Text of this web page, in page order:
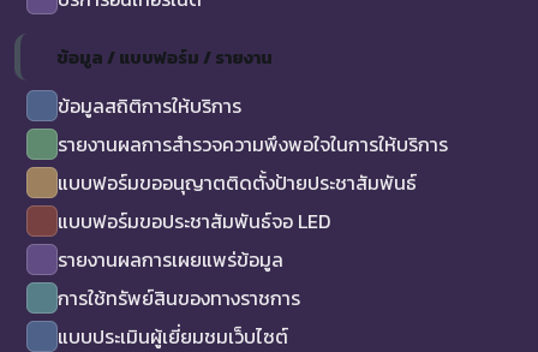
ข้อมูล / แบบฟอร์ม / รายงาน
ข้อมูลสถิติการให้บริการ
รายงานผลการสำรวจความพึงพอใจในการให้บริการ
แบบฟอร์มขออนุญาตติดตั้งป้ายประชาสัมพันธ์
แบบฟอร์มขอประชาสัมพันธ์จอ LED
รายงานผลการเผยแพร่ข้อมูล
การใช้ทรัพย์สินของทางราชการ
แบบประเมินผู้เยี่ยมชมเว็บไซต์